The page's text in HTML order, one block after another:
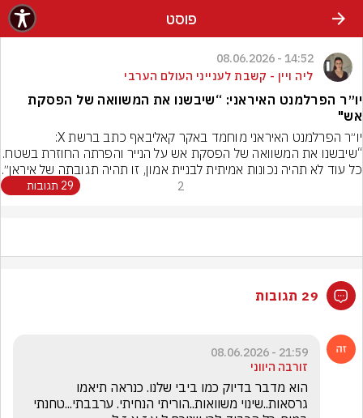
פוסט
14:52 - 08.06.2026
ליה ויין - קשבת לענייני העולם הערבי
יו״ר הפרלמנט האיראני: “שיבשנו את המשוואה של הפסקת
אש"
כל עוד לא תהיה נכונות אמיתית לבניית אמון, זו תהיה תגובתה של איראן״.
2 29 תגובות
29 תגובות
21:59 - 08.06.2026
זורבה היווני